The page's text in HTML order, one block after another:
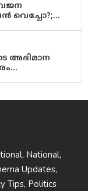
വെച്ചോ?;
അഭിമാന
National,
Updates,
Tips, Politics